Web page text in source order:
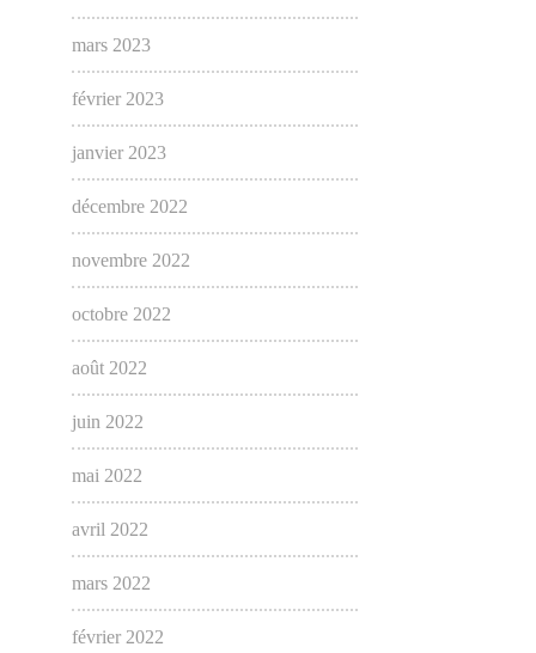
mars 2023
février 2023
janvier 2023
décembre 2022
novembre 2022
octobre 2022
août 2022
juin 2022
mai 2022
avril 2022
mars 2022
février 2022